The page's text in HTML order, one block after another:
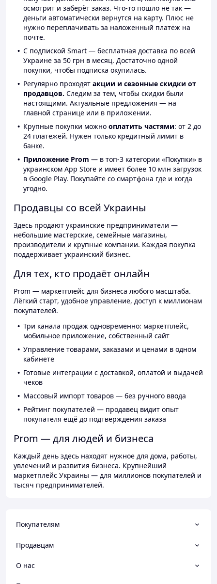
осмотрит и заберёт заказ. Что-то пошло не так —
деньги автоматически вернутся на карту. Плюс не
нужно переплачивать за наложенный платёж на
почте.
С подпиской Smart — бесплатная доставка по всей
Украине за 50 грн в месяц. Достаточно одной
покупки, чтобы подписка окупилась.
Регулярно проходят акции и сезонные скидки от
продавцов. Следим за тем, чтобы скидки были
настоящими. Актуальные предложения — на
главной странице или в приложении.
Крупные покупки можно оплатить частями: от 2 до
24 платежей. Нужен только кредитный лимит в
банке.
Приложение Prom — в топ-3 категории «Покупки» в
украинском App Store и имеет более 10 млн загрузок
в Google Play. Покупайте со смартфона где и когда
угодно.
Продавцы со всей Украины
Здесь продают украинские предприниматели —
небольшие мастерские, семейные магазины,
производители и крупные компании. Каждая покупка
поддерживает украинский бизнес.
Для тех, кто продаёт онлайн
Prom — маркетплейс для бизнеса любого масштаба.
Лёгкий старт, удобное управление, доступ к миллионам
покупателей.
Три канала продаж одновременно: маркетплейс,
мобильное приложение, собственный сайт
Управление товарами, заказами и ценами в одном
кабинете
Готовые интеграции с доставкой, оплатой и выдачей
чеков
Массовый импорт товаров — без ручного ввода
Рейтинг покупателей — продавец видит опыт
покупателя ещё до подтверждения заказа
Prom — для людей и бизнеса
Каждый день здесь находят нужное для дома, работы,
увлечений и развития бизнеса. Крупнейший
маркетплейс Украины — для миллионов покупателей и
тысяч предпринимателей.
Покупателям
Продавцам
О нас